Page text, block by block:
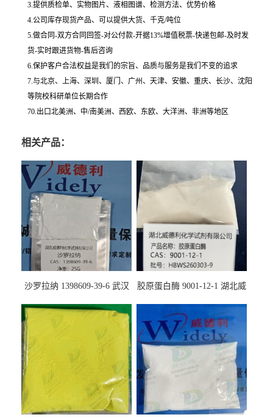
3.提供质检单、实物图片、液相图谱、检测方法、优势价格
4.公司库存现货产品、可以提供大货、千克/吨位
5.做合同-双方合同回签-对公付款-开据13%增值税票-快递包邮-及时发
货-实时跟进货物-售后咨询
6.保护客户合法权益是我们的宗旨、品质与服务是我们不变的追求
7.与北京、上海、深圳、厦门、广州、天津、安徽、重庆、长沙、沈阳
等院校科研单位长期合作
70.出口北美洲、中/南美洲、西欧、东欧、大洋洲、非洲等地区
相关产品：
沙罗拉纳 1398609-39-6 武汉
胶原蛋白酶 9001-12-1 湖北威